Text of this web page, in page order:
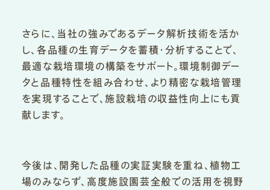
さらに、当社の強みであるデータ解析技術を活か
し、各品種の生育データを蓄積・分析することで、
最適な栽培環境の構築をサポート。環境制御デー
タと品種特性を組み合わせ、より精密な栽培管理
を実現することで、施設栽培の収益性向上にも貢
献します。
今後は、開発した品種の実証実験を重ね、植物工
場のみならず、高度施設園芸全般での活用を視野